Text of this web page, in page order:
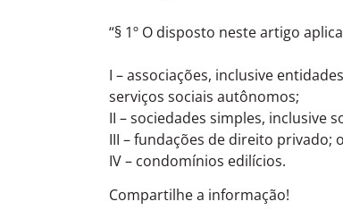
“§ 1º O disposto neste artigo
I – associações, inclusive
serviços sociais autônomos;
II – sociedades simples, inclusive
III – fundações de direito privado;
IV – condomínios edilícios.
Compartilhe a informação!